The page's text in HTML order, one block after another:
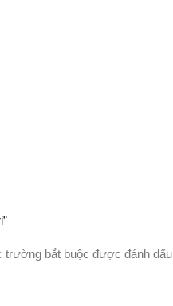
trường bắt buộc được đánh dấu